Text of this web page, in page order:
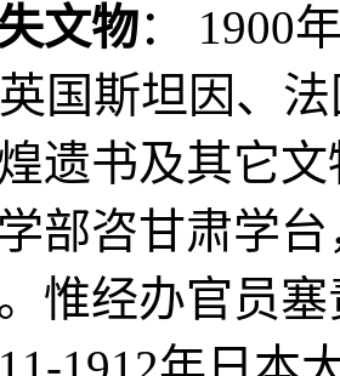
文物： 1900
国斯坦因、
遗书及其它
部咨甘肃学
惟经办官员